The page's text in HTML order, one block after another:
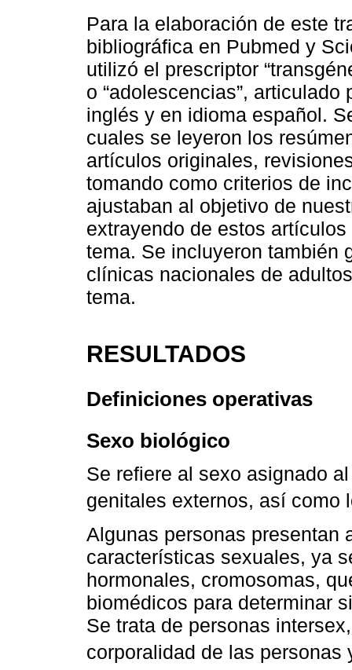
Para la elaboración de este
bibliográfica en Pubmed y
utilizó el prescriptor
o “adolescencias”, articulado
inglés y en idioma español.
cuales se leyeron los
artículos originales,
tomando como criterios de
ajustaban al objetivo de
extrayendo de estos
tema. Se incluyeron también
clínicas nacionales de
tema.
RESULTADOS
Definiciones operativas
Sexo biológico
Se refiere al sexo asignado
genitales externos, así como
Algunas personas presentan
características sexuales, ya
hormonales, cromosomas,
biomédicos para determinar
Se trata de personas
corporalidad de las personas